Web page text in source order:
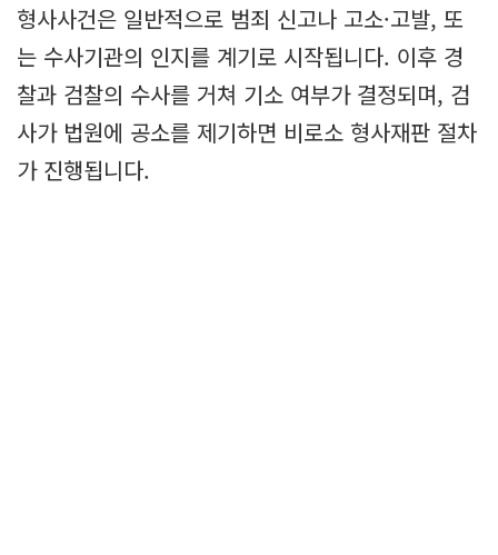
형사사건은 일반적으로 범죄 신고나 고소·고발, 또
는 수사기관의 인지를 계기로 시작됩니다. 이후 경
찰과 검찰의 수사를 거쳐 기소 여부가 결정되며, 검
사가 법원에 공소를 제기하면 비로소 형사재판 절차
가 진행됩니다.